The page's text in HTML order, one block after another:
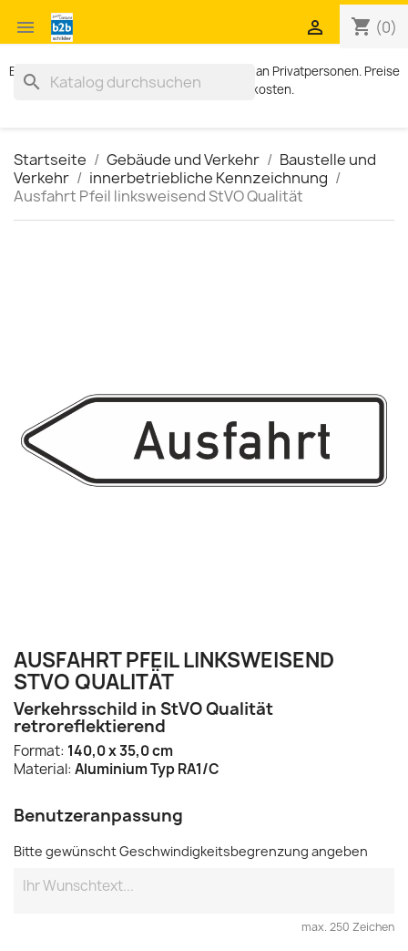
 shopping_cart (0)

Exklusiv für Geschäftskunden. Kein Verkauf an Privatpersonen. Preise
zzgl. MWST und Versandkosten.
search
Startseite Gebäude und Verkehr
Baustelle und
Verkehr
innerbetriebliche Kennzeichnung
Ausfahrt Pfeil linksweisend StVO Qualität
AUSFAHRT PFEIL LINKSWEISEND
STVO QUALITÄT
Verkehrsschild in StVO Qualität
retroreflektierend
Format: 140,0 x 35,0 cm
Material: Aluminium Typ RA1/C
Benutzeranpassung
Bitte gewünscht Geschwindigkeitsbegrenzung angeben
max. 250 Zeichen